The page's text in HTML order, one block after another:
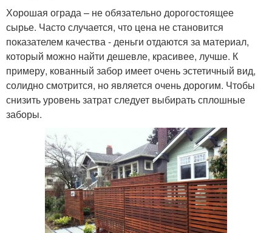
Хорошая ограда – не обязательно дорогостоящее
сырье. Часто случается, что цена не становится
показателем качества - деньги отдаются за материал,
который можно найти дешевле, красивее, лучше. К
примеру, кованный забор имеет очень эстетичный вид,
солидно смотрится, но является очень дорогим. Чтобы
снизить уровень затрат следует выбирать сплошные
заборы.